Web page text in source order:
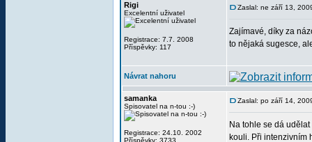
Rigi
Excelentní uživatel
Registrace: 7.7. 2008
Příspěvky: 117
Zaslal: ne září 13,
Zajímavé, díky za
to nějaká sugesce,
Návrat nahoru
samanka
Spisovatel na n-tou :-)
Registrace: 24.10. 2002
Příspěvky: 3733
Zaslal: po září 14,
Na tohle se dá
kouli. Při intenzivním